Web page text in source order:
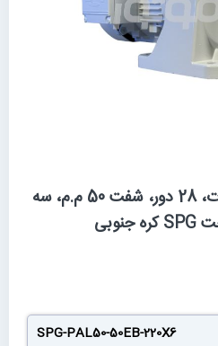
موتور گیربکس 2.2 کیلووات، 28 دور، شفت 50 م.م، سه
SPG-PAL50-50EB-220X6